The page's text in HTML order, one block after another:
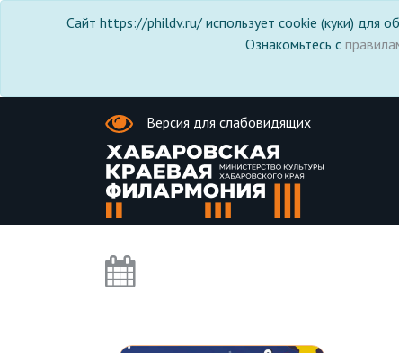
Сайт https://phildv.ru/ использует cookie (куки) для
Ознакомьтесь с
Версия для слабовидящих